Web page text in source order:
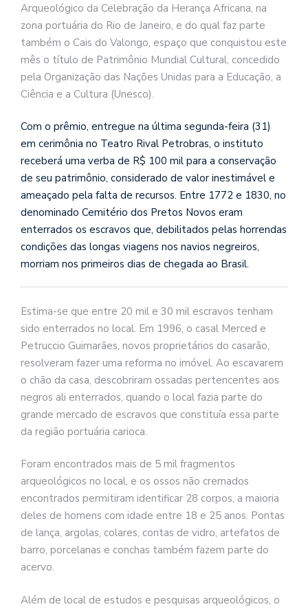
Arqueológico da Celebração da Herança Africana, na
zona portuária do Rio de Janeiro, e do qual faz parte
também o Cais do Valongo, espaço que conquistou este
mês o título de Patrimônio Mundial Cultural, concedido
pela Organização das Nações Unidas para a Educação, a
Ciência e a Cultura (Unesco).
Com o prêmio, entregue na última segunda-feira (31)
em cerimônia no Teatro Rival Petrobras, o instituto
receberá uma verba de R$ 100 mil para a conservação
de seu patrimônio, considerado de valor inestimável e
ameaçado pela falta de recursos. Entre 1772 e 1830, no
denominado Cemitério dos Pretos Novos eram
enterrados os escravos que, debilitados pelas horrendas
condições das longas viagens nos navios negreiros,
morriam nos primeiros dias de chegada ao Brasil.
Estima-se que entre 20 mil e 30 mil escravos tenham
sido enterrados no local. Em 1996, o casal Merced e
Petruccio Guimarães, novos proprietários do casarão,
resolveram fazer uma reforma no imóvel. Ao escavarem
o chão da casa, descobriram ossadas pertencentes aos
negros ali enterrados, quando o local fazia parte do
grande mercado de escravos que constituía essa parte
da região portuária carioca.
Foram encontrados mais de 5 mil fragmentos
arqueológicos no local, e os ossos não cremados
encontrados permitiram identificar 28 corpos, a maioria
deles de homens com idade entre 18 e 25 anos. Pontas
de lança, argolas, colares, contas de vidro, artefatos de
barro, porcelanas e conchas também fazem parte do
acervo.
Além de local de estudos e pesquisas arqueológicos, o